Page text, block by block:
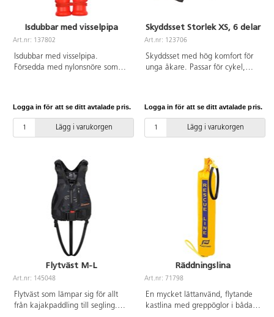
Isdubbar med visselpipa
Art.nr: 137802
Isdubbar med visselpipa.
Försedda med nylonsnöre som
Logga in för att se ditt avtalade pris.
Lägg i varukorgen
Skyddsset Storlek XS, 6 delar
Art.nr: 123706
Skyddsset med hög komfort för
unga åkare. Passar för cykel,
armbågs- och knäskydd med
elastiska kardborreband. Testad
enligt EN14120. Av EVA,
under 15 kg. Mått på skydd:
Handled 10-13 cm, armbåge 17-
20 cm, knä 19-23 cm.
Logga in för att se ditt avtalade pris.
Lägg i varukorgen
Flytväst M-L
Art.nr: 145048
Flytväst som lämpar sig för allt
från kajakpaddling till segling.
Räddningslina
Art.nr: 71798
En mycket lättanvänd, flytande
kastlina med greppöglor i båda